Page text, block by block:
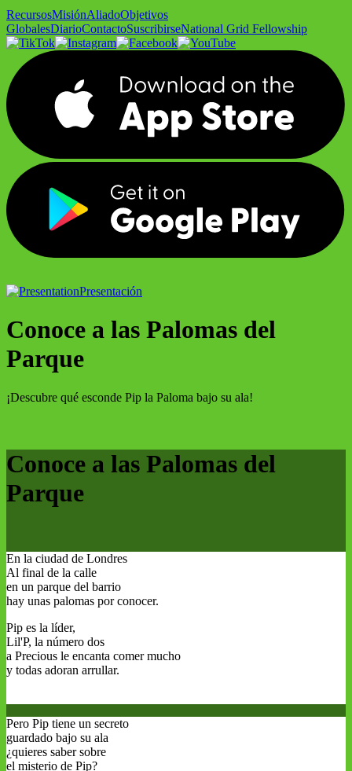
RecursosMisiónAliadoObjetivos
GlobalesDiarioContactoSuscribirseNational Grid Fellowship
Presentación
Conoce a las Palomas del
Parque
¡Descubre qué esconde Pip la Paloma bajo su ala!
Conoce a las Palomas del
Parque
En la ciudad de Londres
Al final de la calle
en un parque del barrio
hay unas palomas por conocer.
Pip es la líder,
Lil'P, la número dos
a Precious le encanta comer mucho
y todas adoran arrullar.
Pero Pip tiene un secreto
guardado bajo su ala
¿quieres saber sobre
el misterio de Pip?